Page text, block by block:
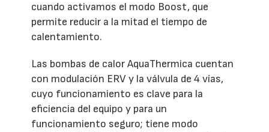
cuando activamos el modo Boost, que
permite reducir a la mitad el tiempo de
calentamiento.
Las bombas de calor AquaThermica cuentan
con modulación ERV y la válvula de 4 vías,
cuyo funcionamiento es clave para la
eficiencia del equipo y para un
funcionamiento seguro; tiene modo